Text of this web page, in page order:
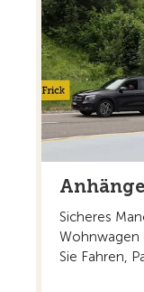
Sicheres
Wohnwagen
Sie Fahren,